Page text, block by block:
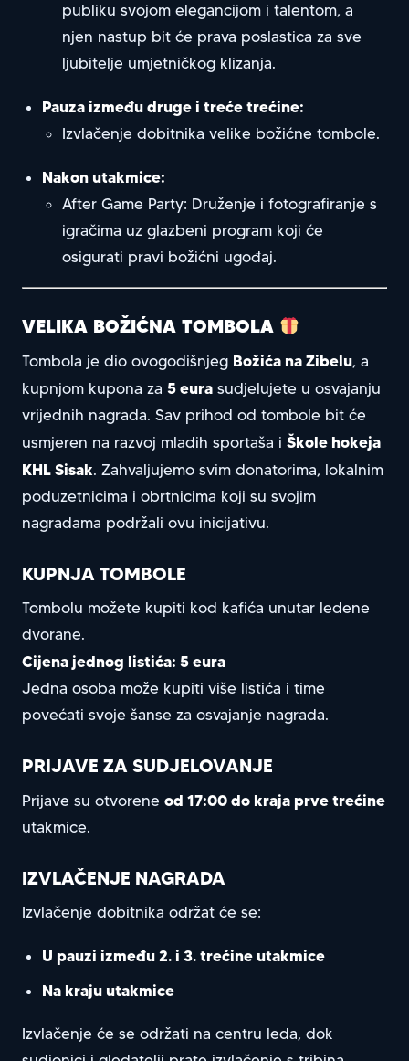
publiku svojom elegancijom i talentom, a
njen nastup bit će prava poslastica za sve
ljubitelje umjetničkog klizanja.
Pauza između druge i treće trećine:
Izvlačenje dobitnika velike božićne tombole.
Nakon utakmice:
After Game Party: Druženje i fotografiranje s
igračima uz glazbeni program koji će
osigurati pravi božićni ugođaj.
VELIKA BOŽIĆNA TOMBOLA
Tombola je dio ovogodišnjeg Božića na Zibelu, a
kupnjom kupona za 5 eura sudjelujete u osvajanju
vrijednih nagrada. Sav prihod od tombole bit će
usmjeren na razvoj mladih sportaša i Škole hokeja
KHL Sisak. Zahvaljujemo svim donatorima, lokalnim
poduzetnicima i obrtnicima koji su svojim
nagradama podržali ovu inicijativu.
KUPNJA TOMBOLE
Tombolu možete kupiti kod kafića unutar ledene
dvorane.
Cijena jednog listića: 5 eura
Jedna osoba može kupiti više listića i time
povećati svoje šanse za osvajanje nagrada.
PRIJAVE ZA SUDJELOVANJE
Prijave su otvorene od 17:00 do kraja prve trećine
utakmice.
IZVLAČENJE NAGRADA
Izvlačenje dobitnika održat će se:
U pauzi između 2. i 3. trećine utakmice
Na kraju utakmice
Izvlačenje će se održati na centru leda, dok